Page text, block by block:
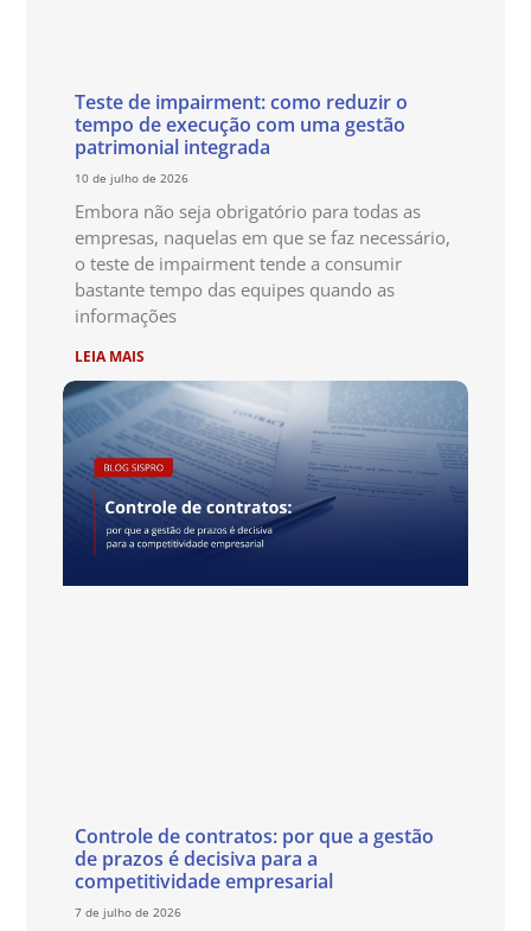
Teste de impairment: como reduzir o
tempo de execução com uma gestão
patrimonial integrada
10 de julho de 2026
Embora não seja obrigatório para todas as
empresas, naquelas em que se faz necessário,
o teste de impairment tende a consumir
bastante tempo das equipes quando as
informações
LEIA MAIS
Controle de contratos: por que a gestão
de prazos é decisiva para a
competitividade empresarial
7 de julho de 2026